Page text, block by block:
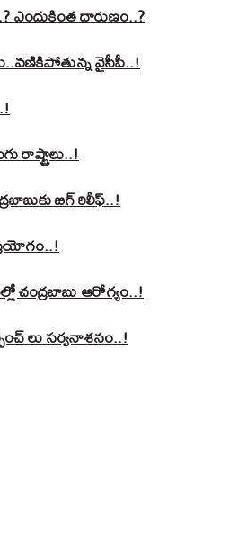
ఎందుకింత దారుణం..?
వైసీపీ..!
రాష్ట్రాలు..!
బిగ్ రిలీఫ్..!
చంద్రబాబు ఆరోగ్యం..!
లు సర్వనాశనం..!